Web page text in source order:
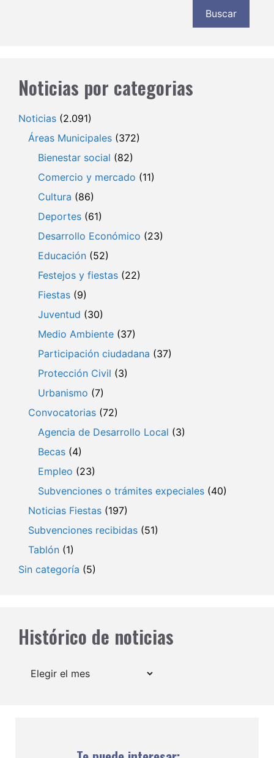
Buscar
Noticias por categorias
Noticias (2.091)
Áreas Municipales (372)
Bienestar social (82)
Comercio y mercado (11)
Cultura (86)
Deportes (61)
Desarrollo Económico (23)
Educación (52)
Festejos y fiestas (22)
Fiestas (9)
Juventud (30)
Medio Ambiente (37)
Participación ciudadana (37)
Protección Civil (3)
Urbanismo (7)
Convocatorias (72)
Agencia de Desarrollo Local (3)
Becas (4)
Empleo (23)
Subvenciones o trámites expeciales (40)
Noticias Fiestas (197)
Subvenciones recibidas (51)
Tablón (1)
Sin categoría (5)
Histórico de noticias
Archivos